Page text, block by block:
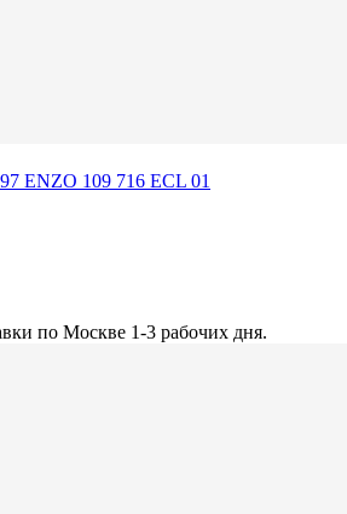
ENZO 109 716 ECL 01
по Москве 1-3 рабочих дня.